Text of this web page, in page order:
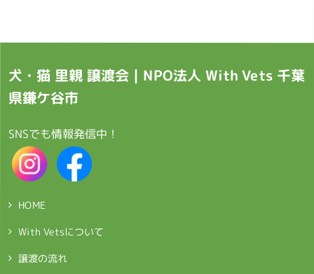
犬・猫 里親 譲渡会｜NPO法人 With Vets 千葉
県鎌ケ谷市
SNSでも情報発信中！
HOME
With Vetsについて
譲渡の流れ